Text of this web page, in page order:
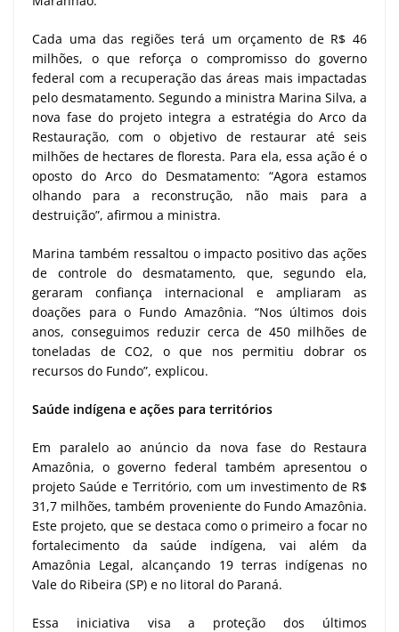
Cada uma das regiões terá um orçamento de R$ 46
milhões, o que reforça o compromisso do governo
federal com a recuperação das áreas mais impactadas
pelo desmatamento. Segundo a ministra Marina Silva, a
nova fase do projeto integra a estratégia do Arco da
Restauração, com o objetivo de restaurar até seis
milhões de hectares de floresta. Para ela, essa ação é o
oposto do Arco do Desmatamento: “Agora estamos
olhando para a reconstrução, não mais para a
destruição”, afirmou a ministra.
Marina também ressaltou o impacto positivo das ações
de controle do desmatamento, que, segundo ela,
geraram confiança internacional e ampliaram as
doações para o Fundo Amazônia. “Nos últimos dois
anos, conseguimos reduzir cerca de 450 milhões de
toneladas de CO2, o que nos permitiu dobrar os
recursos do Fundo”, explicou.
Saúde indígena e ações para territórios
Em paralelo ao anúncio da nova fase do Restaura
Amazônia, o governo federal também apresentou o
projeto Saúde e Território, com um investimento de R$
31,7 milhões, também proveniente do Fundo Amazônia.
Este projeto, que se destaca como o primeiro a focar no
fortalecimento da saúde indígena, vai além da
Amazônia Legal, alcançando 19 terras indígenas no
Vale do Ribeira (SP) e no litoral do Paraná.
Essa iniciativa visa a proteção dos últimos